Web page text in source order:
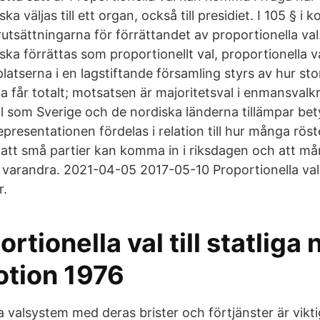
väljas till ett organ, också till presidiet. I 105 § i
för förrättandet av proportionella
förrättas som proportionellt val, proportionella
i en lagstiftande församling styrs av hur
får totalt; motsatsen är majoritetsval i
som Sverige och de nordiska länderna tillämpar
fördelas i relation till hur många
små partier kan komma in i riksdagen och att
2021-04-05 2017-05-10 Proportionella
val till statliga
1976
valsystem med deras brister och förtjänster är